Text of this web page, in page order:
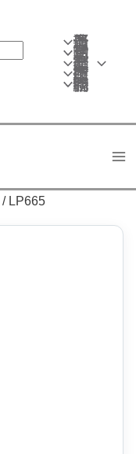
最新消息
活動訊息
產品分類
技術應用
聯絡我們
/ LP665